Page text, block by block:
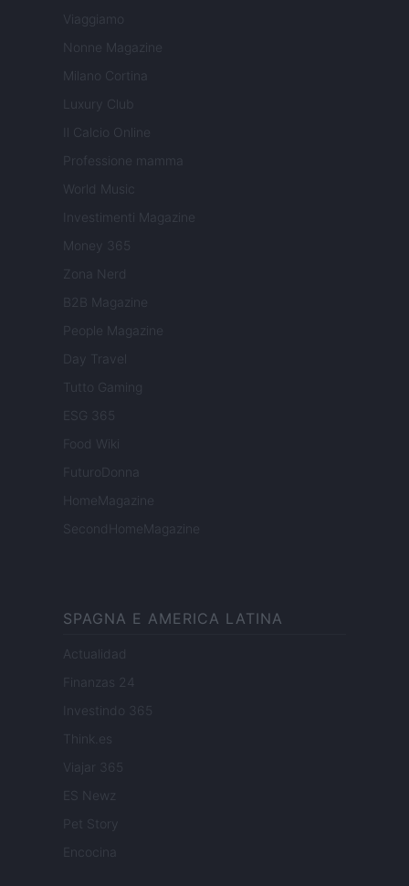
Viaggiamo
Nonne Magazine
Milano Cortina
Luxury Club
Il Calcio Online
Professione mamma
World Music
Investimenti Magazine
Money 365
Zona Nerd
B2B Magazine
People Magazine
Day Travel
Tutto Gaming
ESG 365
Food Wiki
FuturoDonna
HomeMagazine
SecondHomeMagazine
SPAGNA E AMERICA LATINA
Actualidad
Finanzas 24
Investindo 365
Think.es
Viajar 365
ES Newz
Pet Story
Encocina